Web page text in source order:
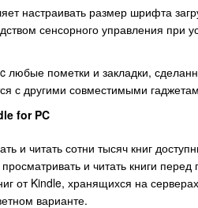
настраивать размер шрифта
сенсорного управления при
любые пометки и закладки,
с другими совместимыми
for PC
и читать сотни тысяч книг
и читать книги перед
от Kindle, хранящихся на
варианте.